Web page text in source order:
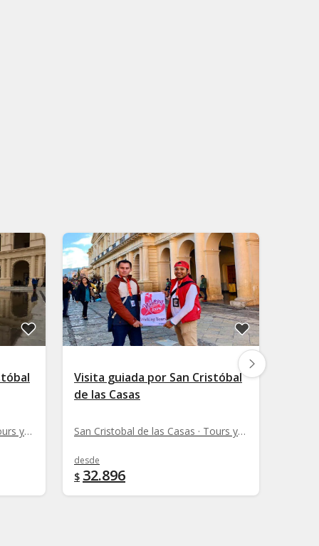
San Cristobal de las Casas · Tours y rutas
Visita guiada por San Cristóbal
de las Casas
San Cristobal de las Casas · Tours y rutas
desde
$ 32.896